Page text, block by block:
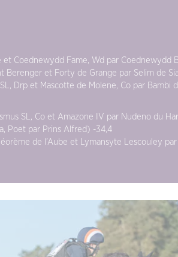
et Coednewydd Fame, Wd par Coednewydd
Berenger et Forty de Grange par Selim de
Drp et Mascotte de Molene, Co par Bambi
SL, Co et Amazone IV par Nudeno du
Poet par Prins Alfred) -34,4
de l’Aube et Lymansyte Lescouley